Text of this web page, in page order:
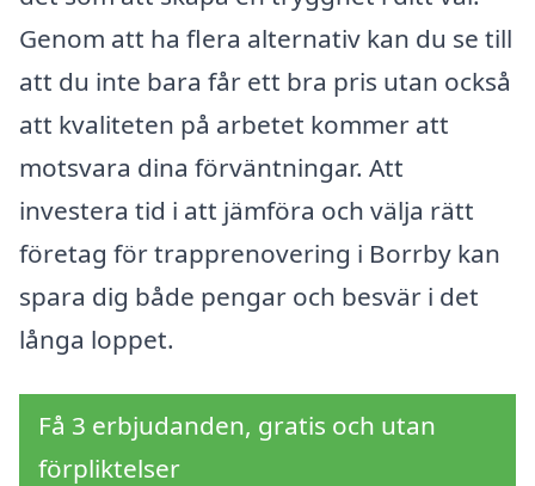
Genom att ha flera alternativ kan du se till
att du inte bara får ett bra pris utan också
att kvaliteten på arbetet kommer att
motsvara dina förväntningar. Att
investera tid i att jämföra och välja rätt
företag för trapprenovering i Borrby kan
spara dig både pengar och besvär i det
långa loppet.
Få 3 erbjudanden, gratis och utan
förpliktelser